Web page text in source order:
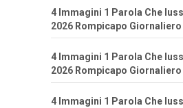
4 Immagini 1 Parola Che
2026 Rompicapo
4 Immagini 1 Parola Che
2026 Rompicapo
4 Immagini 1 Parola Che